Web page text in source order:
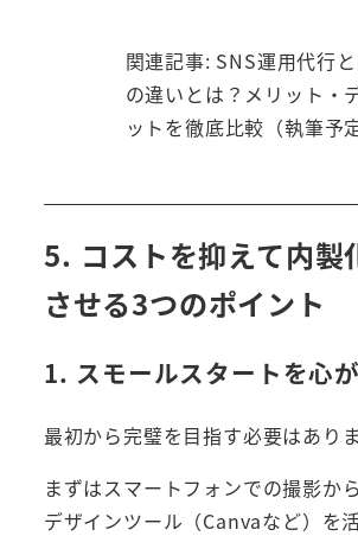
関連記事: SNS運用代行
の違いとは？メリット・
ットを徹底比較（執筆予定
5. コストを抑えて内製
させる3つのポイント
1. スモールスタートを心
最初から完璧を目指す必要はありま
まずはスマートフォンでの撮影か
デザインツール（Canvaなど）を活